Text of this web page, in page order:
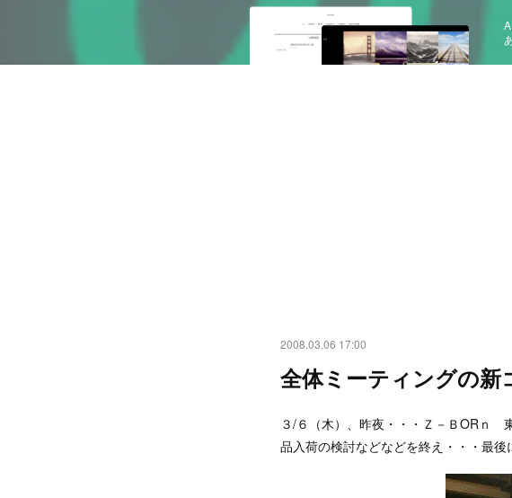
2008.03.06 17:00
全体ミーティングの新
３/６（木）、昨夜・・・Ｚ－ＢORｎ
品入荷の検討などなどを終え・・・最